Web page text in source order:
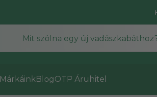
MárkáinkBlogOTP Áruhitel